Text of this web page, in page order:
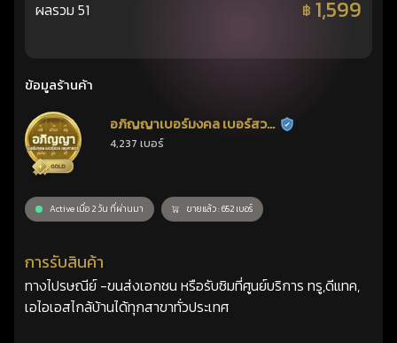
ผลรวม 51 ฿ 1,599
ข้อมูลร้านค้า
อภิญญาเบอร์มงคล เบอร์สวย
เลขศาสตร์
ร้านยืนยันแล้ว
4,237 เบอร์
Active เมื่อ 2 วัน ที่ผ่านมา ขายแล้ว : 652 เบอร์
การรับสินค้า
ทางไปรษณีย์ -ขนส่งเอกชน หรือรับซิมที่ศูนย์บริการ ทรู,ดีแทค,
เอไอเอสไกล้บ้านได้ทุกสาขาทั่วประเทศ